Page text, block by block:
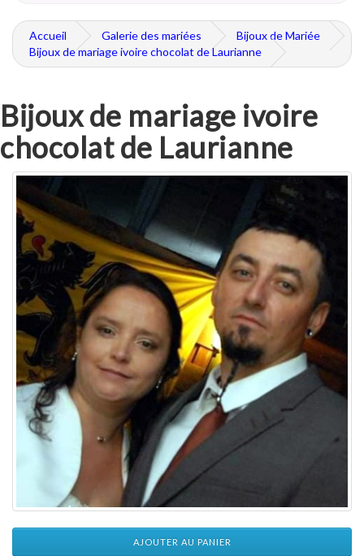
Accueil Galerie des mariées
Bijoux de Mariée
Bijoux de mariage ivoire chocolat de Laurianne
Bijoux de mariage ivoire
chocolat de Laurianne
AJOUTER AU PANIER